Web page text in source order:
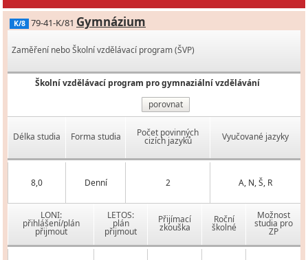
K/8 79-41-K/81 Gymnázium
Zaměření nebo Školní vzdělávací program (ŠVP)
Školní vzdělávací program pro gymnaziální vzdělávání
porovnat
Délka studia Forma studia Počet povinných
cizích jazyků Vyučované jazyky
8,0 Denní 2 A, N, Š, R
LONI:
přihlášení/plán
přijmout
LETOS:
plán
přijmout
Přijímací
zkouška
Roční
školné
Možnost
studia pro
ZP